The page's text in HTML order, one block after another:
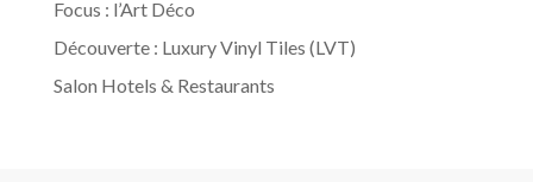
Focus : l’Art Déco
Découverte : Luxury Vinyl Tiles (LVT)
Salon Hotels & Restaurants